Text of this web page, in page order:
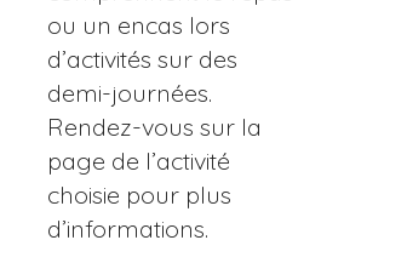
ou un encas lors
d’activités sur des
demi-journées.
Rendez-vous sur la
page de l’activité
choisie pour plus
d’informations.